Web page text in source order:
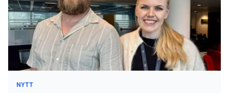
NYTT